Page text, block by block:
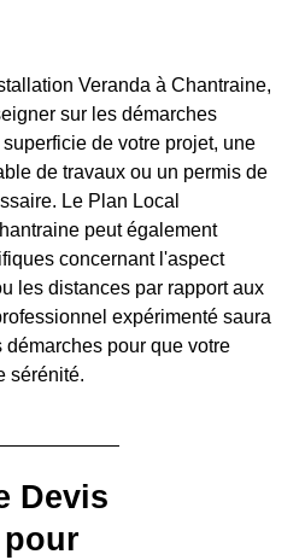
Veranda à Chantraine,
sur les démarches
de votre projet, une
de travaux ou un permis de
Le Plan Local
peut également
concernant l'aspect
les distances par rapport aux
expérimenté saura
pour que votre
sérénité.
Devis